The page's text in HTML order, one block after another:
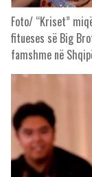
Foto/ “Kriset”
fitueses së Big
famshme në